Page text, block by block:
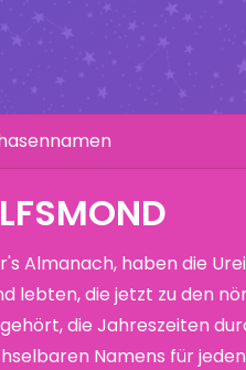
Almanach, haben die
lebten, die jetzt zu den
die Jahreszeiten
Namens für jeden